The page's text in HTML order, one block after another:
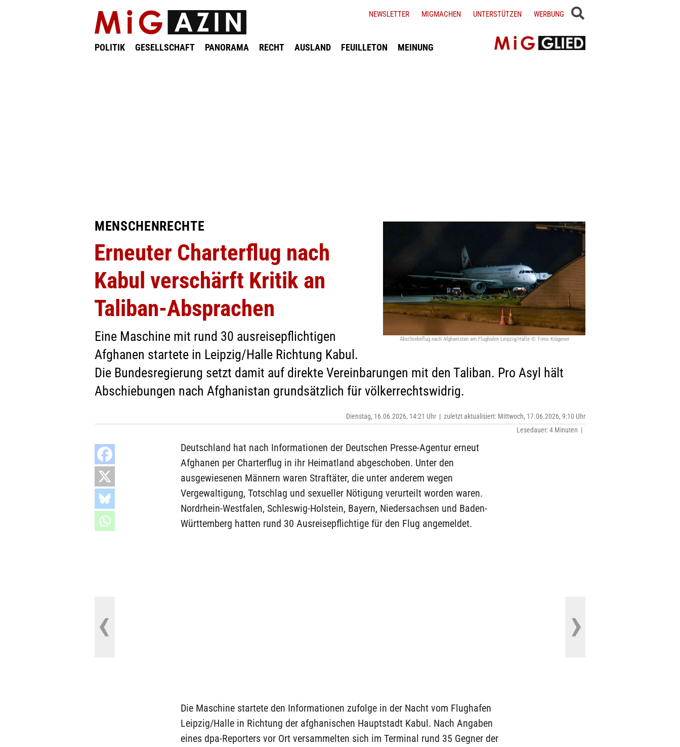
POLITIK GESELLSCHAFT PANORAMA RECHT AUSLAND FEUILLETON MEINUNG
NEWSLETTER MIGMACHEN UNTERSTÜTZEN WERBUNG
Abschiebeflug nach Afghanistan am Flughafen Leipzig/Halle © Timo Krügener
MENSCHENRECHTE
Erneuter Charterflug nach
Kabul verschärft Kritik an
Taliban-Absprachen
Eine Maschine mit rund 30 ausreisepflichtigen
Afghanen startete in Leipzig/Halle Richtung Kabul.
Die Bundesregierung setzt damit auf direkte Vereinbarungen mit den Taliban. Pro Asyl hält
Abschiebungen nach Afghanistan grundsätzlich für völkerrechtswidrig.
Dienstag, 16.06.2026, 14:21 Uhr | zuletzt aktualisiert: Mittwoch, 17.06.2026, 9:10 Uhr
Lesedauer: 4 Minuten |
Deutschland hat nach Informationen der Deutschen Presse-Agentur erneut
Afghanen per Charterflug in ihr Heimatland abgeschoben. Unter den
ausgewiesenen Männern waren Straftäter, die unter anderem wegen
Vergewaltigung, Totschlag und sexueller Nötigung verurteilt worden waren.
Nordrhein-Westfalen, Schleswig-Holstein, Bayern, Niedersachsen und Baden-
Württemberg hatten rund 30 Ausreisepflichtige für den Flug angemeldet.
Die Maschine startete den Informationen zufolge in der Nacht vom Flughafen
Leipzig/Halle in Richtung der afghanischen Hauptstadt Kabul. Nach Angaben
eines dpa-Reporters vor Ort versammelten sich im Terminal rund 35 Gegner der